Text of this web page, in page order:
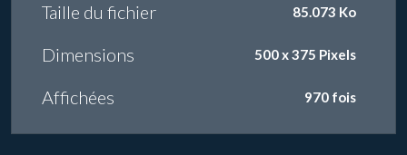
Taille du fichier 85.073 Ko
Dimensions 500 x 375 Pixels
Affichées 970 fois